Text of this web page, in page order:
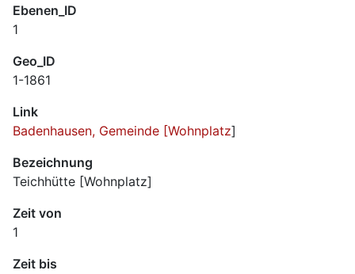
Ebenen_ID
1
Geo_ID
1-1861
Link
Badenhausen, Gemeinde [Wohnplatz]
Bezeichnung
Teichhütte [Wohnplatz]
Zeit von
1
Zeit bis